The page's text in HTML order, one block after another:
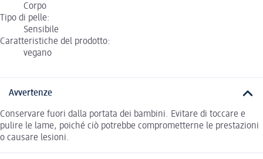
Corpo
Tipo di pelle:
Sensibile
Caratteristiche del prodotto:
vegano
Avvertenze
Conservare fuori dalla portata dei bambini. Evitare di toccare e
pulire le lame, poiché ciò potrebbe comprometterne le prestazioni
o causare lesioni.